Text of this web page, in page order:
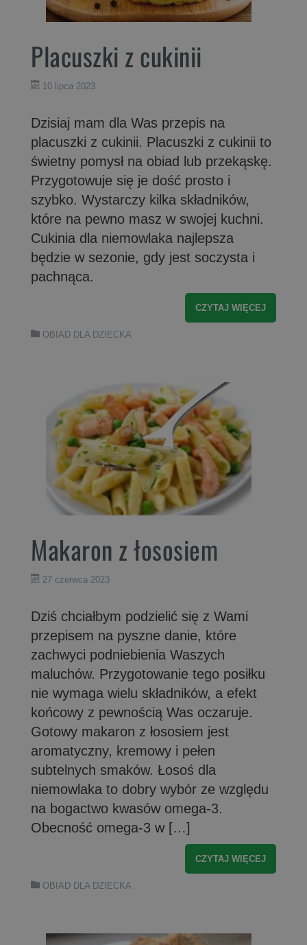
Placuszki z cukinii
10 lipca 2023
Dzisiaj mam dla Was przepis na
placuszki z cukinii. Placuszki z cukinii to
świetny pomysł na obiad lub przekąskę.
Przygotowuje się je dość prosto i
szybko. Wystarczy kilka składników,
które na pewno masz w swojej kuchni.
Cukinia dla niemowlaka najlepsza
będzie w sezonie, gdy jest soczysta i
pachnąca.
CZYTAJ WIĘCEJ
OBIAD DLA DZIECKA
Makaron z łososiem
27 czerwca 2023
Dziś chciałbym podzielić się z Wami
przepisem na pyszne danie, które
zachwyci podniebienia Waszych
maluchów. Przygotowanie tego posiłku
nie wymaga wielu składników, a efekt
końcowy z pewnością Was oczaruje.
Gotowy makaron z łososiem jest
aromatyczny, kremowy i pełen
subtelnych smaków. Łosoś dla
niemowlaka to dobry wybór ze względu
na bogactwo kwasów omega-3.
Obecność omega-3 w […]
CZYTAJ WIĘCEJ
OBIAD DLA DZIECKA